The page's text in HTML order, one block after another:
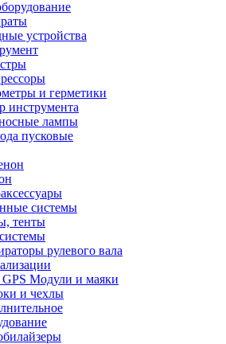
устройства
и герметики
инструмента
лампы
пусковые
системы
тенты
рулевого вала
Модули и маяки
и чехлы